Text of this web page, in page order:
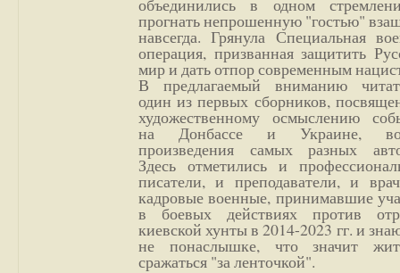
объединились в одном
прогнать непрошенную "гостью"
навсегда. Грянула Специальная
операция, призванная защитить
мир и дать отпор современным
В предлагаемый вниманию
один из первых сборников,
художественному осмыслению
на Донбассе и Украине,
произведения самых разных
Здесь отметились и
писатели, и преподаватели, и
кадровые военные, принимавшие
в боевых действиях против
киевской хунты в 2014-2023 гг. и
не понаслышке, что значит
сражаться "за ленточкой".